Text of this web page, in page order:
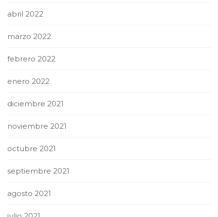
abril 2022
marzo 2022
febrero 2022
enero 2022
diciembre 2021
noviembre 2021
octubre 2021
septiembre 2021
agosto 2021